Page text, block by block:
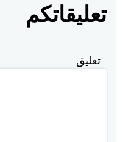
تعليقاتكم
تعليق